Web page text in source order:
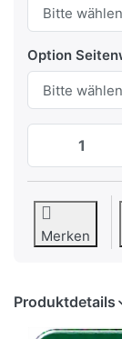
Option
Merken
Produktdetails